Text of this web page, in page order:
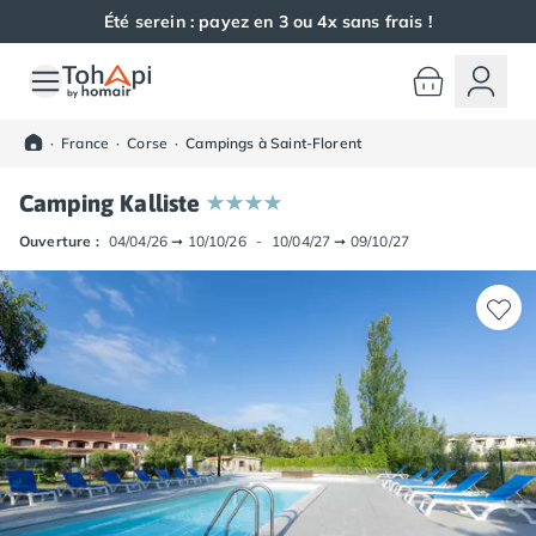
Été serein : payez en 3 ou 4x sans frais !
Toutes nos destinations
Camping Alsace
Camping Haut-Rhin
Camping Colmar
Camping Mulhouse
Camping Munster
Camping Aquitaine
Camping Dordogne
Camping Carsac-Aillac
Camping Les Eyzies-de-Tayac-Sireuil
Camping Sarlat
Camping Gironde
Camping Bordeaux
Camping Carcans
· France · Corse · Campings à Saint-Florent
Camping Kalliste
Ouverture : 04/04/26 ➞ 10/10/26 - 10/04/27 ➞ 09/10/27